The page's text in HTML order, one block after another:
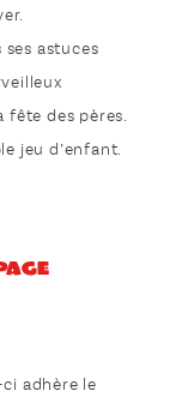
ses astuces
fête des pères.
jeu d’enfant.
adhère le